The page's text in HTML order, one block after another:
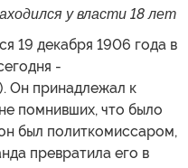
у власти 18 лет
19 декабря 1906 года в
-
Он принадлежал к
помнивших, что было
был политкомиссаром,
превратила его в